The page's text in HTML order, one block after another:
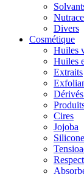
Divers
Cosmétique
Huiles
Huiles
Extraits
Cires
Jojoba